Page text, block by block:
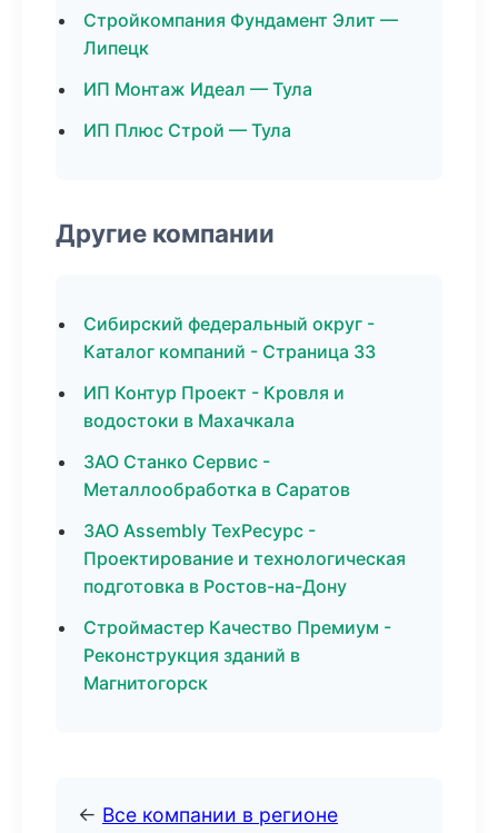
Стройкомпания Фундамент Элит —
Липецк
ИП Монтаж Идеал — Тула
ИП Плюс Строй — Тула
Другие компании
Сибирский федеральный округ -
Каталог компаний - Страница 33
ИП Контур Проект - Кровля и
водостоки в Махачкала
ЗАО Станко Сервис -
Металлообработка в Саратов
ЗАО Assembly ТехРесурс -
Проектирование и технологическая
подготовка в Ростов-на-Дону
Строймастер Качество Премиум -
Реконструкция зданий в
Магнитогорск
← Все компании в регионе